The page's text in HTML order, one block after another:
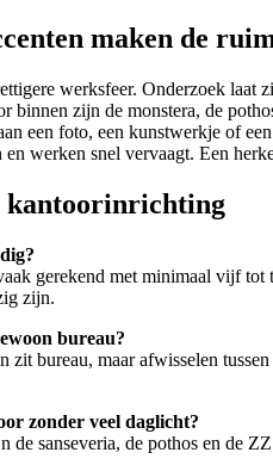
maken de
werksfeer. Onderzoek
binnen zijn de monstera, de
een foto, een kunstwerkje of
werken snel vervaagt. Een
kantoorinrichting
gerekend met minimaal vijf
zijn.
bureau?
zit bureau, maar afwisselen
zonder veel daglicht?
sanseveria, de pothos en de